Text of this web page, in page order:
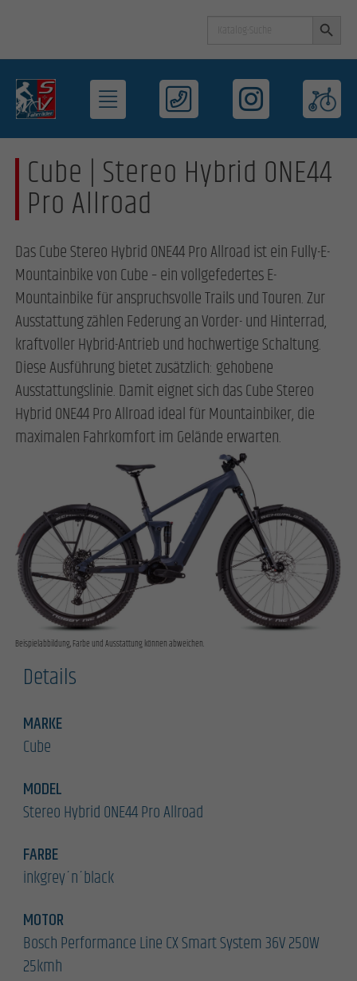
Cube | Stereo Hybrid ONE44
Pro Allroad
Das Cube Stereo Hybrid ONE44 Pro Allroad ist ein Fully-E-
Mountainbike von Cube – ein vollgefedertes E-
Mountainbike für anspruchsvolle Trails und Touren. Zur
Ausstattung zählen Federung an Vorder- und Hinterrad,
kraftvoller Hybrid-Antrieb und hochwertige Schaltung.
Diese Ausführung bietet zusätzlich: gehobene
Ausstattungslinie. Damit eignet sich das Cube Stereo
Hybrid ONE44 Pro Allroad ideal für Mountainbiker, die
maximalen Fahrkomfort im Gelände erwarten.
Beispielabbildung, Farbe und Ausstattung können abweichen.
Details
MARKE
Cube
MODEL
Stereo Hybrid ONE44 Pro Allroad
FARBE
inkgrey´n´black
MOTOR
Bosch Performance Line CX Smart System 36V 250W
25kmh